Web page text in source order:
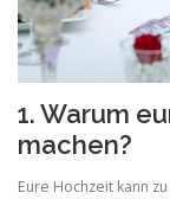
1. Warum
machen?
Eure Hochzeit kann